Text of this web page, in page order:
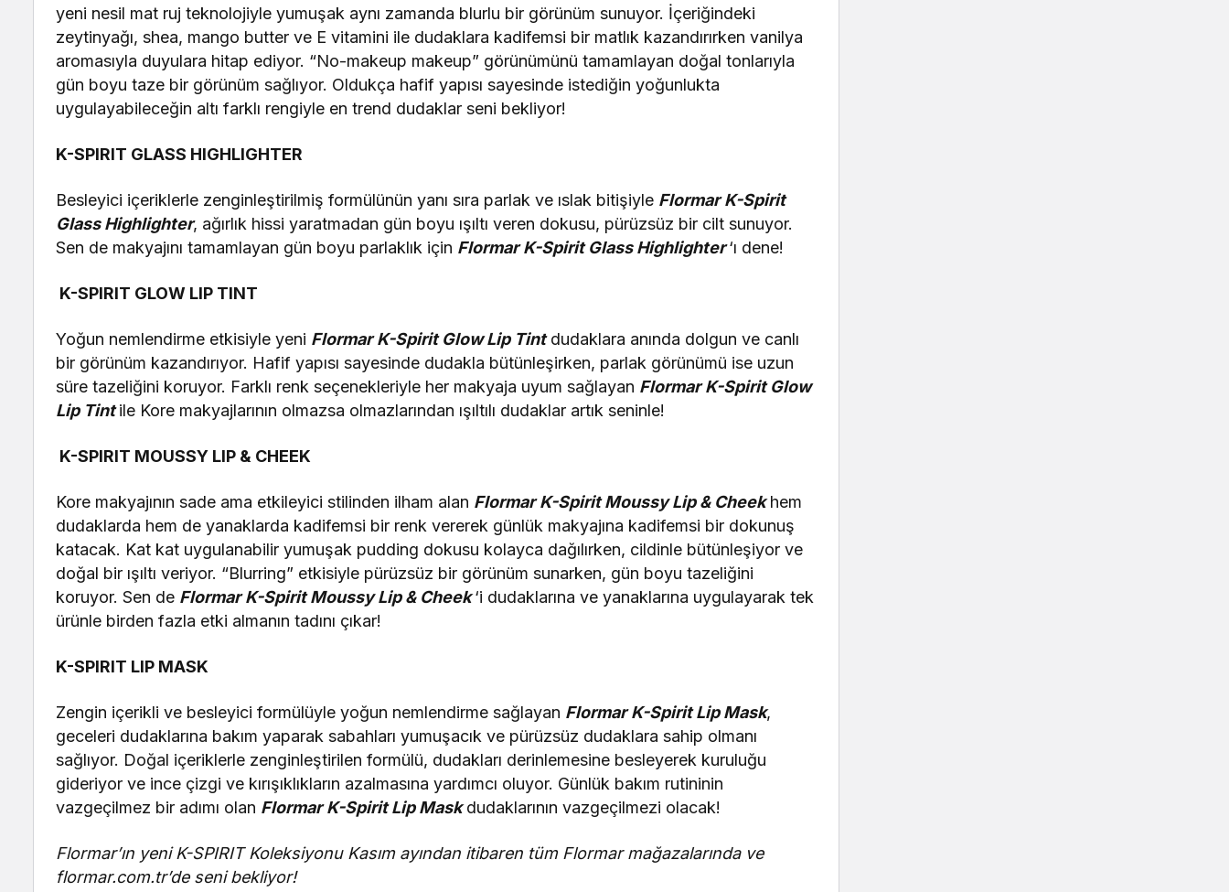
yeni nesil mat ruj teknolojiyle yumuşak aynı zamanda blurlu bir görünüm sunuyor. İçeriğindeki
zeytinyağı, shea, mango butter ve E vitamini ile dudaklara kadifemsi bir matlık kazandırırken vanilya
aromasıyla duyulara hitap ediyor. “No-makeup makeup” görünümünü tamamlayan doğal tonlarıyla
gün boyu taze bir görünüm sağlıyor. Oldukça hafif yapısı sayesinde istediğin yoğunlukta
uygulayabileceğin altı farklı rengiyle en trend dudaklar seni bekliyor!
K-SPIRIT GLASS HIGHLIGHTER
Besleyici içeriklerle zenginleştirilmiş formülünün yanı sıra parlak ve ıslak bitişiyle Flormar K-Spirit
Glass Highlighter, ağırlık hissi yaratmadan gün boyu ışıltı veren dokusu, pürüzsüz bir cilt sunuyor.
Sen de makyajını tamamlayan gün boyu parlaklık için Flormar K-Spirit Glass Highlighter‘ı dene!
K-SPIRIT GLOW LIP TINT
Yoğun nemlendirme etkisiyle yeni Flormar K-Spirit Glow Lip Tintdudaklara anında dolgun ve canlı
bir görünüm kazandırıyor. Hafif yapısı sayesinde dudakla bütünleşirken, parlak görünümü ise uzun
süre tazeliğini koruyor. Farklı renk seçenekleriyle her makyaja uyum sağlayan Flormar K-Spirit Glow
Lip Tintile Kore makyajlarının olmazsa olmazlarından ışıltılı dudaklar artık seninle!
K-SPIRIT MOUSSY LIP & CHEEK
Kore makyajının sade ama etkileyici stilinden ilham alan Flormar K-Spirit Moussy Lip & Cheekhem
dudaklarda hem de yanaklarda kadifemsi bir renk vererek günlük makyajına kadifemsi bir dokunuş
katacak. Kat kat uygulanabilir yumuşak pudding dokusu kolayca dağılırken, cildinle bütünleşiyor ve
doğal bir ışıltı veriyor. “Blurring” etkisiyle pürüzsüz bir görünüm sunarken, gün boyu tazeliğini
koruyor. Sen de Flormar K-Spirit Moussy Lip & Cheek‘i dudaklarına ve yanaklarına uygulayarak tek
ürünle birden fazla etki almanın tadını çıkar!
K-SPIRIT LIP MASK
Zengin içerikli ve besleyici formülüyle yoğun nemlendirme sağlayan Flormar K-Spirit Lip Mask,
geceleri dudaklarına bakım yaparak sabahları yumuşacık ve pürüzsüz dudaklara sahip olmanı
sağlıyor. Doğal içeriklerle zenginleştirilen formülü, dudakları derinlemesine besleyerek kuruluğu
gideriyor ve ince çizgi ve kırışıklıkların azalmasına yardımcı oluyor. Günlük bakım rutininin
vazgeçilmez bir adımı olan Flormar K-Spirit Lip Maskdudaklarının vazgeçilmezi olacak!
Flormar’ın yeni K-SPIRIT Koleksiyonu Kasım ayından itibaren tüm Flormar mağazalarında ve
flormar.com.tr’de seni bekliyor!